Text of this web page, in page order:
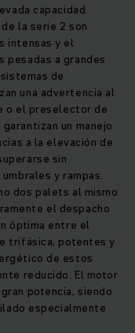
capacidad
la serie 2 son
intensas y el
pesadas a grandes
de
una advertencia al
o el preselector de
un manejo
a la elevación de
sin
y rampas.
dos palets al mismo
el despacho
óptima entre el
trifásica, potentes y
de estos
reducido. El motor
potencia, siendo
especialmente